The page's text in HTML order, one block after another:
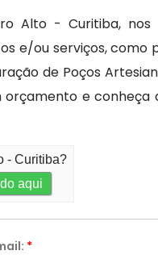
Alto - Curitiba, nos
e/ou serviços, como
de Poços
e conheça
- Curitiba?
aqui
*